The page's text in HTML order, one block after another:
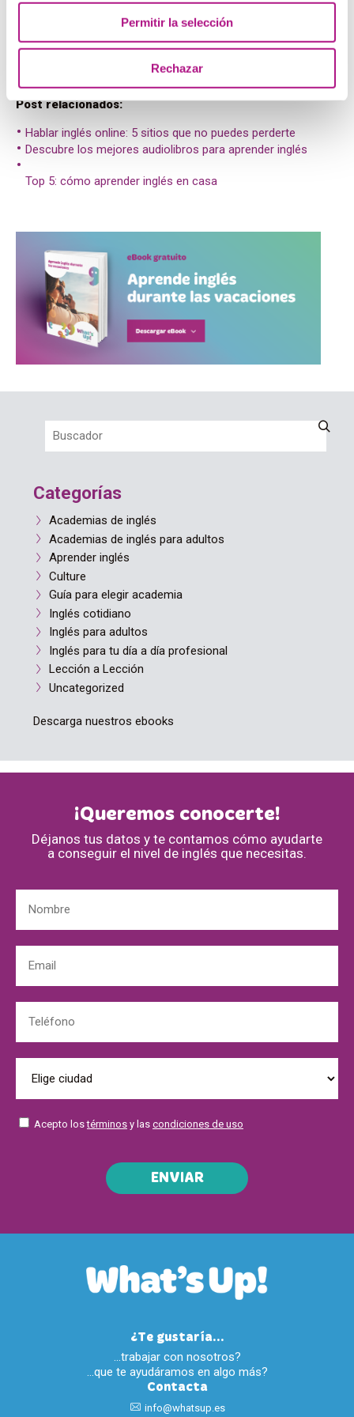
Permitir la selección
Rechazar
y después, intervenir e interactuar con el resto de
Ahora que sabes cuáles son los juegos de mesa para
aprender inglés que no puedes perderte, dinos: ¿con cuál
Post relacionados:
Hablar inglés online: 5 sitios que no puedes perderte
Descubre los mejores audiolibros para aprender inglés
Top 5: cómo aprender inglés en casa
Categorías
Academias de inglés
Academias de inglés para adultos
Aprender inglés
Culture
Guía para elegir academia
Inglés cotidiano
Inglés para adultos
Inglés para tu día a día profesional
Lección a Lección
Uncategorized
Descarga nuestros ebooks
¡Queremos conocerte!
Déjanos tus datos y te contamos cómo ayudarte
a conseguir el nivel de inglés que necesitas.
Acepto lostérminos y las condiciones de uso
ENVIAR
¿Te gustaría...
…trabajar con nosotros?
…que te ayudáramos en algo más?
Contacta
info@whatsup.es